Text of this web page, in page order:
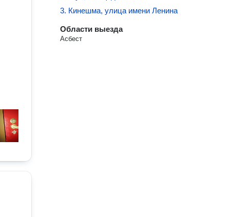
3. Кинешма, улица имени Ленина
Области выезда
Асбест